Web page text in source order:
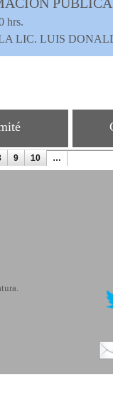
hrs.
LIC. LUIS
9 10 …